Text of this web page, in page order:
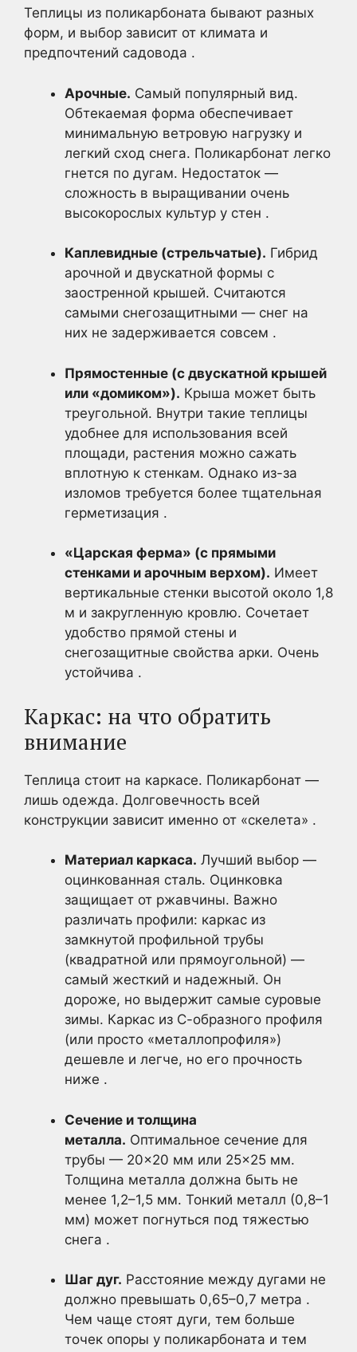
Теплицы из поликарбоната бывают разных
форм, и выбор зависит от климата и
предпочтений садовода .
Арочные. Самый популярный вид.
Обтекаемая форма обеспечивает
минимальную ветровую нагрузку и
легкий сход снега. Поликарбонат легко
гнется по дугам. Недостаток —
сложность в выращивании очень
высокорослых культур у стен .
Каплевидные (стрельчатые). Гибрид
арочной и двускатной формы с
заостренной крышей. Считаются
самыми снегозащитными — снег на
них не задерживается совсем .
Прямостенные (с двускатной крышей
или «домиком»). Крыша может быть
треугольной. Внутри такие теплицы
удобнее для использования всей
площади, растения можно сажать
вплотную к стенкам. Однако из-за
изломов требуется более тщательная
герметизация .
«Царская ферма» (с прямыми
стенками и арочным верхом). Имеет
вертикальные стенки высотой около 1,8
м и закругленную кровлю. Сочетает
удобство прямой стены и
снегозащитные свойства арки. Очень
устойчива .
Каркас: на что обратить
внимание
Теплица стоит на каркасе. Поликарбонат —
лишь одежда. Долговечность всей
конструкции зависит именно от «скелета» .
Материал каркаса. Лучший выбор —
оцинкованная сталь. Оцинковка
защищает от ржавчины. Важно
различать профили: каркас из
замкнутой профильной трубы
(квадратной или прямоугольной) —
самый жесткий и надежный. Он
дороже, но выдержит самые суровые
зимы. Каркас из С-образного профиля
(или просто «металлопрофиля»)
дешевле и легче, но его прочность
ниже .
Сечение и толщина
металла. Оптимальное сечение для
трубы — 20×20 мм или 25×25 мм.
Толщина металла должна быть не
менее 1,2–1,5 мм. Тонкий металл (0,8–1
мм) может погнуться под тяжестью
снега .
Шаг дуг. Расстояние между дугами не
должно превышать 0,65–0,7 метра .
Чем чаще стоят дуги, тем больше
точек опоры у поликарбоната и тем